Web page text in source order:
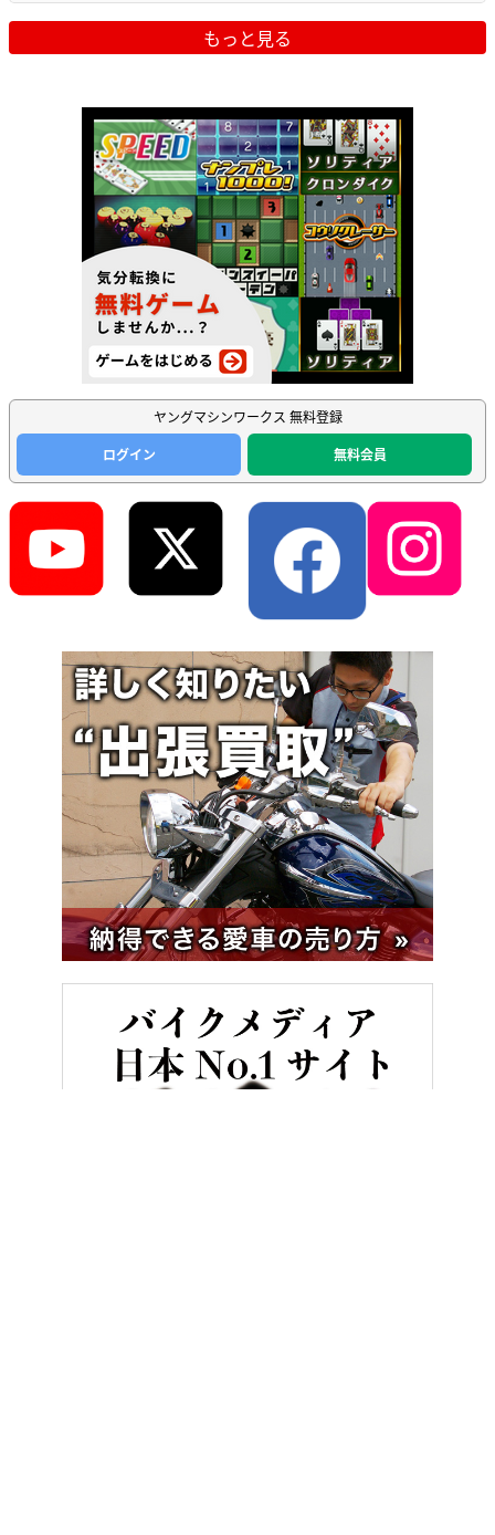
もっと見る
ヤングマシンワークス 無料登録
ログイン
無料会員